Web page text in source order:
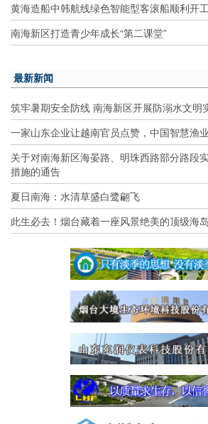
黄海造船中韩航线绿色智能型客滚船顺利开
南海新区打造青少年成长“第二课堂”
最新新闻
筑牢暑期安全防线 南海新区开展防溺水文明
一家山东企业让越南官员点赞，中国智慧渔
关于对南海新区海晏路、明珠西路部分路段
措施的通告
夏日南海：水清草盛白鹭翩飞
此生必去！烟台藏着一座风景绝美的顶级海岛